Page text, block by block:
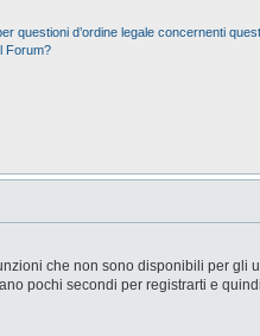
questioni d’ordine legale concernenti
Forum?
che non sono disponibili per gli
pochi secondi per registrarti e